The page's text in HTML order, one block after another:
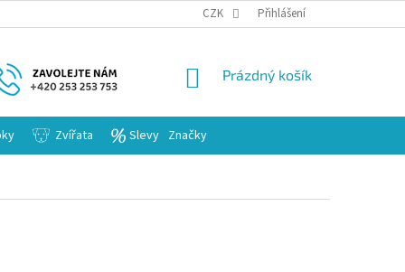
CZK Přihlášení
NÁKUPNÍ
Prázdný košík
Zvířata Slevy Značky